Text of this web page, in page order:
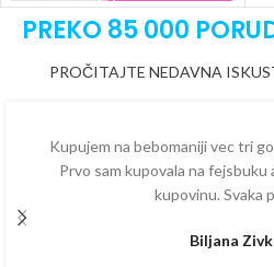
PREKO 85 000
PROČITAJTE NEDAVNA
Kupujem na bebomaniji vec tri
Prvo sam kupovala na fejsbuku
kupovinu. Svaka
Biljana